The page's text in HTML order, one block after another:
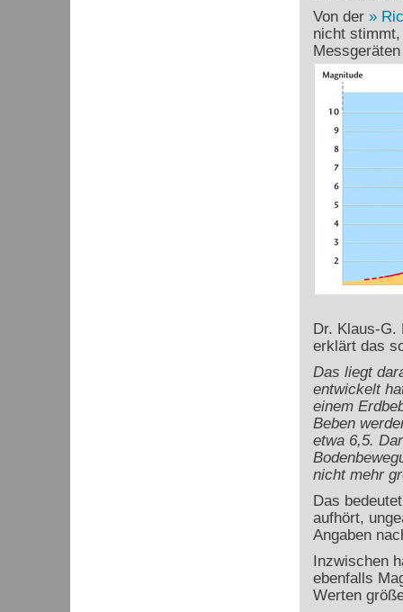
Von der
nicht
Dr. Klaus-
erklärt das
Das liegt
entwickelt
einem
Beben
etwa 6,5.
nicht mehr
Das
aufhört,
Angaben
Inzwischen
ebenfalls
Werten